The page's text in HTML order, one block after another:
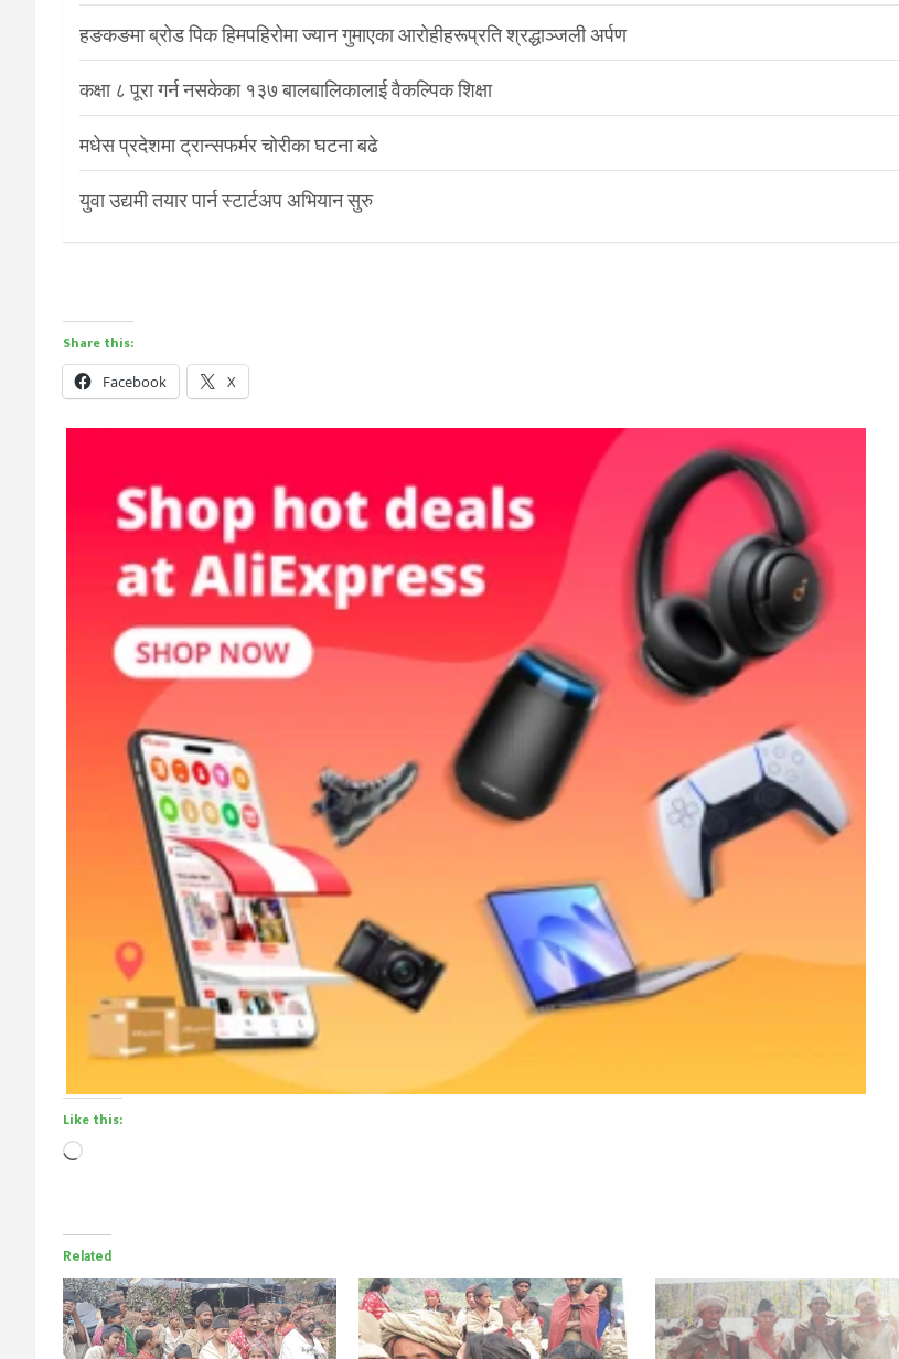
हङकङमा ब्रोड पिक हिमपहिरोमा ज्यान गुमाएका आरोहीहरूप्रति श्रद्धाञ्जली अर्पण
कक्षा ८ पूरा गर्न नसकेका १३७ बालबालिकालाई वैकल्पिक शिक्षा
मधेस प्रदेशमा ट्रान्सफर्मर चोरीका घटना बढे
युवा उद्यमी तयार पार्न स्टार्टअप अभियान सुरु
Share this:
Facebook X
Like this:
Loading…
Related